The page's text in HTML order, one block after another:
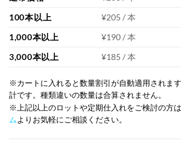
100本以上
¥205 / 本
1,000本以上
¥190 / 本
3,000本以上
¥185 / 本
※カートに入れると数量割引が自動適用されま
計です。種類違いの数量は合算されません。
※上記以上のロットや定期仕入れをご検討の方は
ムよりお気軽にご相談ください。